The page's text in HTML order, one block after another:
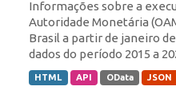
Informações sobre a
Autoridade Monetária
Brasil a partir de janeiro
dados do período 2015 a
HTML API OData JSON